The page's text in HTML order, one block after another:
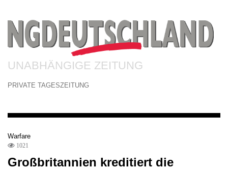
UNABHÄNGIGE ZEITUNG
PRIVATE TAGESZEITUNG
Warfare
1021
Großbritannien kreditiert die